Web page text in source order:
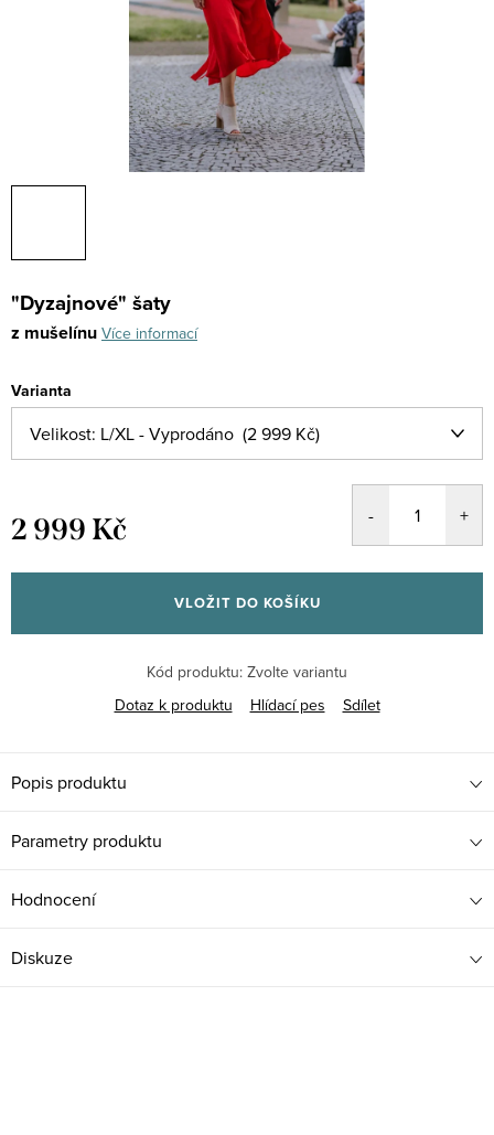
"Dyzajnové" šaty
z mušelínu Více informací
Varianta
2 999 Kč
cena:
VLOŽIT DO KOŠÍKU
Kód produktu: Zvolte variantu
Dotaz k produktu
Hlídací pes Sdílet
Popis produktu
Parametry produktu
Hodnocení
Diskuze